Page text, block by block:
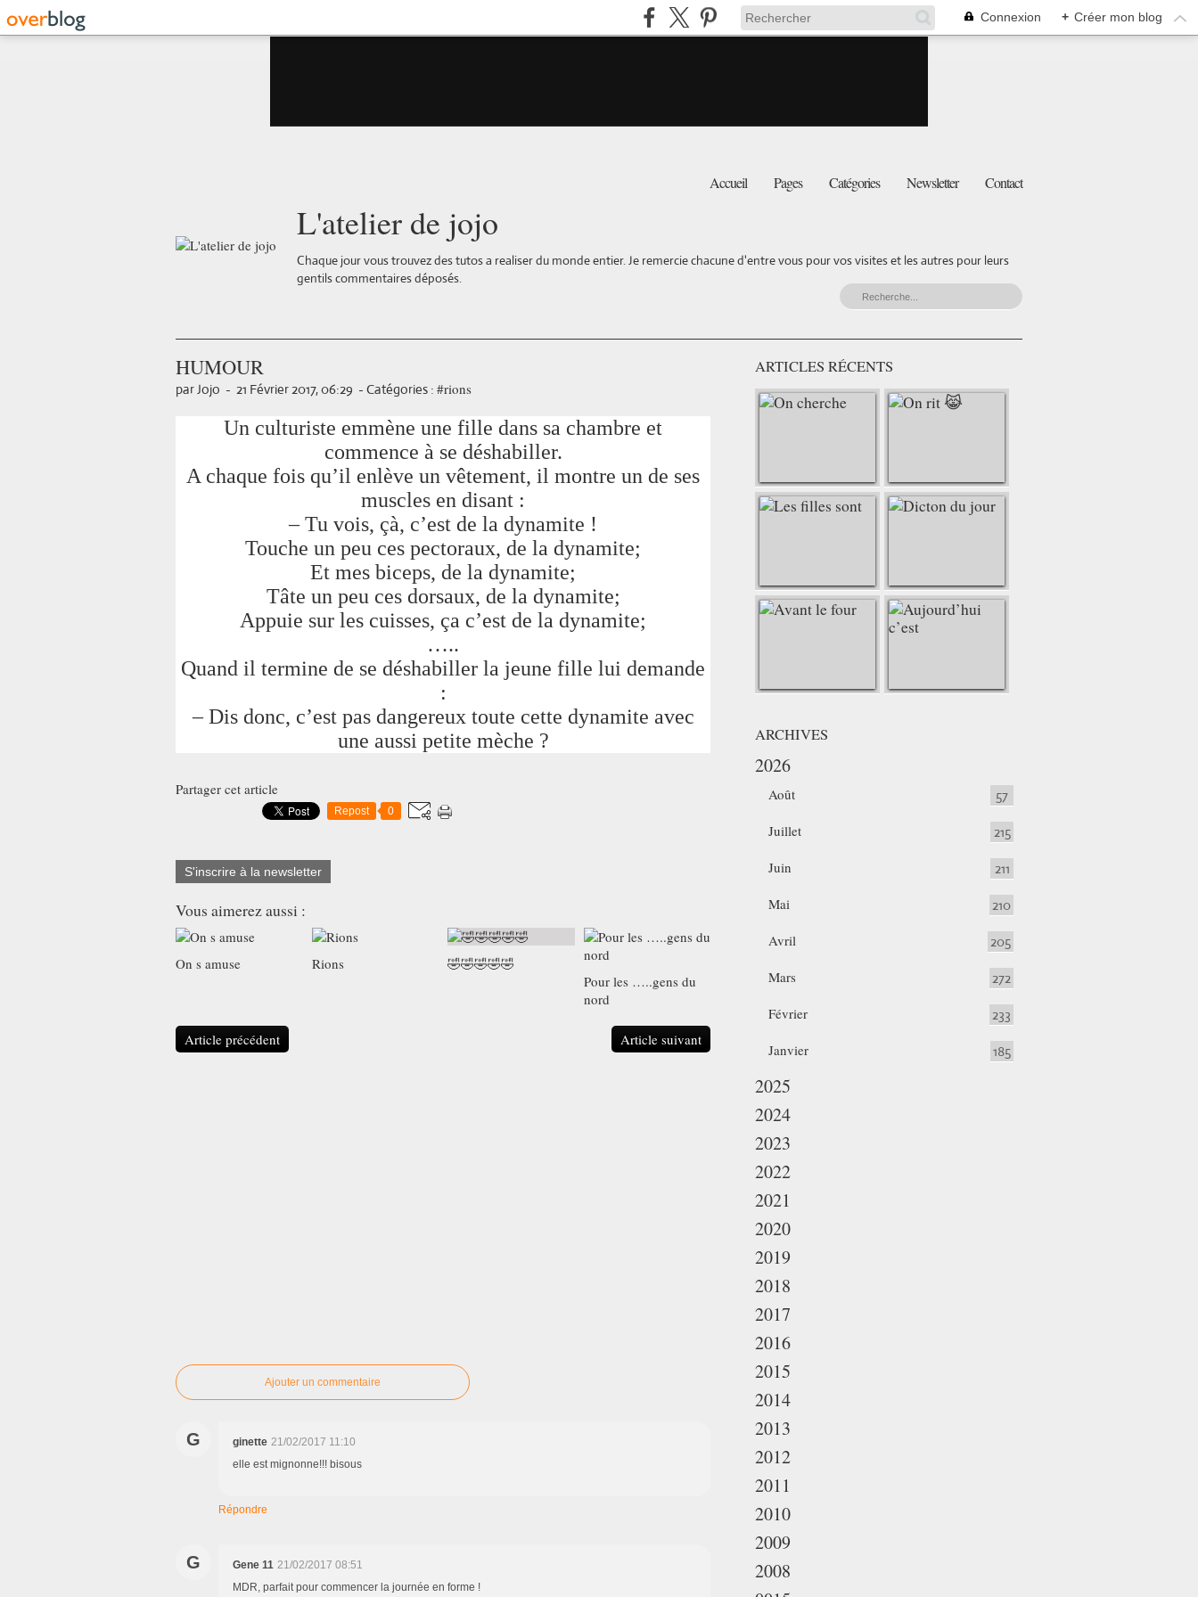
Connexion + Créer mon blog
Accueil Pages Catégories Newsletter Contact
L'atelier de jojo
Chaque jour vous trouvez des tutos a realiser du monde entier. Je remercie chacune d'entre vous pour vos visites et les autres pour leurs
gentils commentaires déposés.
HUMOUR
par Jojo - 21 Février 2017, 06:29 - Catégories : #rions
Un culturiste emmène une fille dans sa chambre et
commence à se déshabiller.
A chaque fois qu’il enlève un vêtement, il montre un de ses
muscles en disant :
– Tu vois, çà, c’est de la dynamite !
Touche un peu ces pectoraux, de la dynamite;
Et mes biceps, de la dynamite;
Tâte un peu ces dorsaux, de la dynamite;
Appuie sur les cuisses, ça c’est de la dynamite;
…..
Quand il termine de se déshabiller la jeune fille lui demande
:
– Dis donc, c’est pas dangereux toute cette dynamite avec
une aussi petite mèche ?
Partager cet article
Repost 0
S'inscrire à la newsletter
Vous aimerez aussi :
On s amuse Rions
🤣🤣🤣🤣🤣
Pour les …..gens du
nord
Article précédent Article suivant
Ajouter un commentaire
G ginette 21/02/2017 11:10
elle est mignonne!!! bisous
Répondre
G Gene 11 21/02/2017 08:51
MDR, parfait pour commencer la journée en forme !
ARTICLES RÉCENTS
ARCHIVES
2026
Août 57
Juillet 215
Juin 211
Mai 210
Avril 205
Mars 272
Février 233
Janvier 185
2025
2024
2023
2022
2021
2020
2019
2018
2017
2016
2015
2014
2013
2012
2011
2010
2009
2008